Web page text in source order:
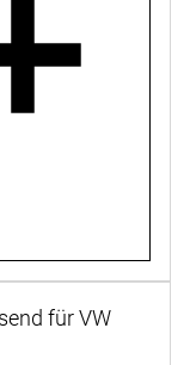
für VW